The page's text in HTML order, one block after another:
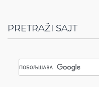
PRETRAŽI SAJT